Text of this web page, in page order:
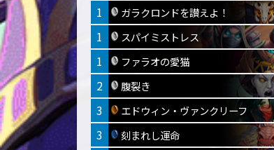
1
ガラクロンドを讃えよ！
1
スパイミストレス
1
ファラオの愛猫
2
腹裂き
3
エドウィン・ヴァンクリーフ
3
刻まれし運命